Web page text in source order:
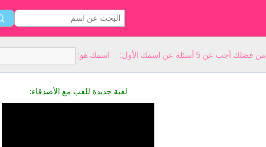
من فضلك أجب عن 5 أسئلة عن اسمك الأول: اسمك هو:
لعبة جديدة للعب مع الأصدقاء: